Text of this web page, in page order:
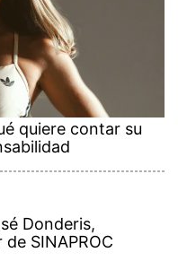
quiere contar su
Donderis,
SINAPROC